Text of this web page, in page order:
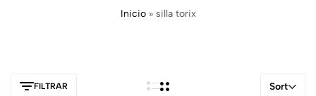
Inicio» silla torix
FILTRAR Sort